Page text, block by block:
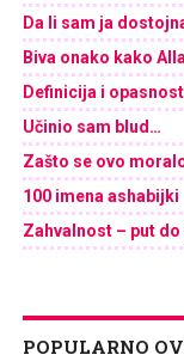
Da li sam ja
Biva onako kako
Definicija i
Učinio sam blud…
Zašto se ovo
100 imena ashabijki
Zahvalnost – put
POPULARNO